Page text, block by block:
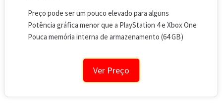
Preço pode ser um pouco elevado para alguns
Potência gráfica menor que a PlayStation 4 e Xbox One
Pouca memória interna de armazenamento (64 GB)
Ver Preço